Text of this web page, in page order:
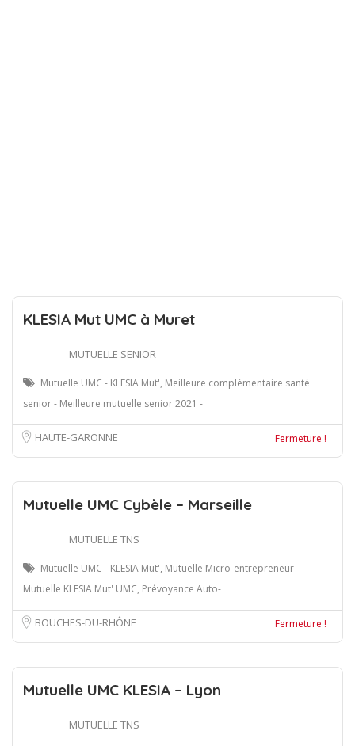
KLESIA Mut UMC à Muret
MUTUELLE SENIOR
Mutuelle UMC - KLESIA Mut', Meilleure complémentaire santé
senior - Meilleure mutuelle senior 2021 -
HAUTE-GARONNE Fermeture !
Mutuelle UMC Cybèle – Marseille
MUTUELLE TNS
Mutuelle UMC - KLESIA Mut', Mutuelle Micro-entrepreneur -
Mutuelle KLESIA Mut' UMC, Prévoyance Auto-
BOUCHES-DU-RHÔNE Fermeture !
Mutuelle UMC KLESIA – Lyon
MUTUELLE TNS